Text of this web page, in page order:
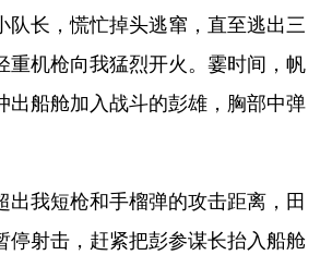
队长，慌忙掉头逃窜，直至逃出三
重机枪向我猛烈开火。霎时间，帆
出船舱加入战斗的彭雄，胸部中弹
出我短枪和手榴弹的攻击距离，田
停射击，赶紧把彭参谋长抬入船舱